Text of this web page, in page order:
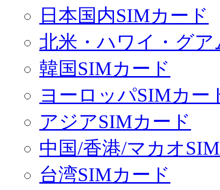
日本国内SIMカード
北米・ハワイ・グ
韓国SIMカード
ヨーロッパSIMカー
アジアSIMカード
中国/香港/マカオ
台湾SIMカード